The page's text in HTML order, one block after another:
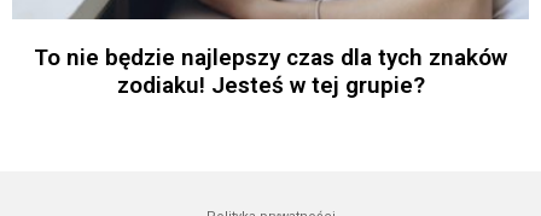
To nie będzie najlepszy czas dla tych znaków
zodiaku! Jesteś w tej grupie?